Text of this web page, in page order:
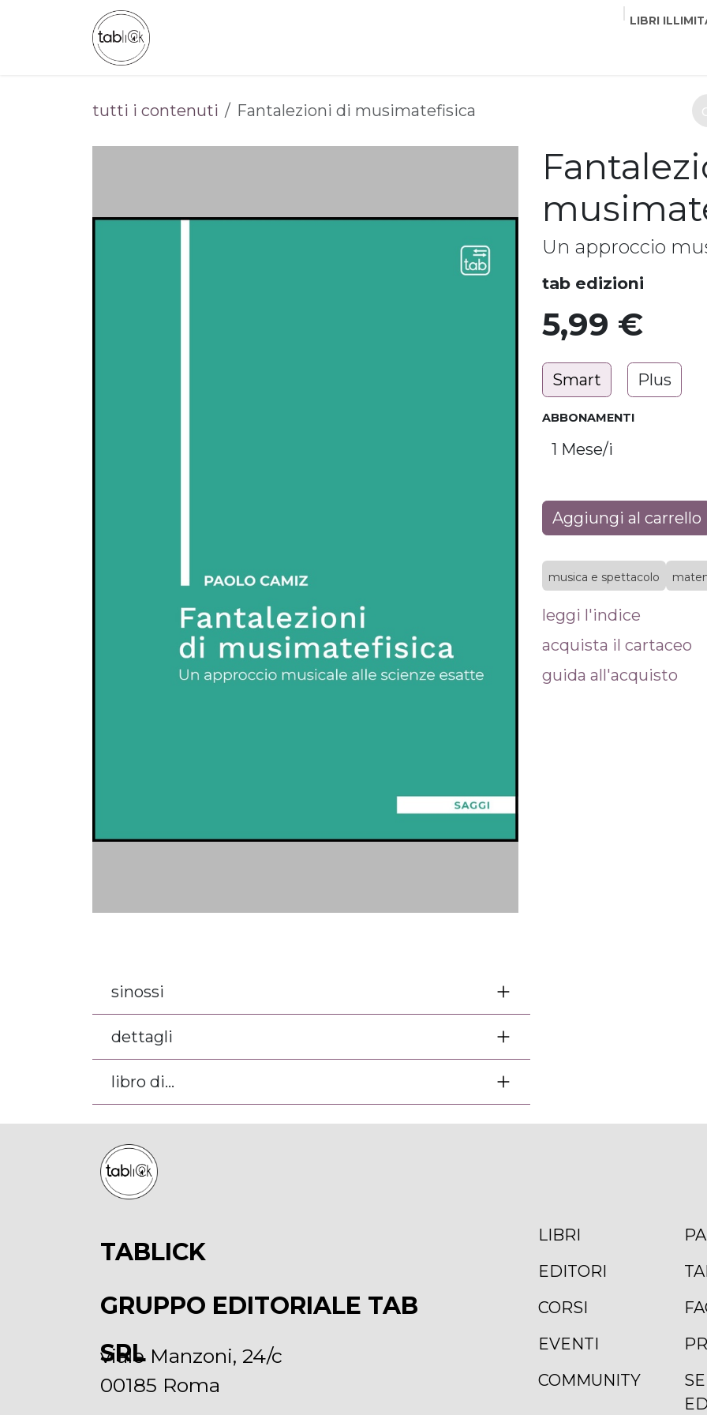
Passa al contenuto LIBRI
tutti i contenuti Fantalezioni di musimatefisica
Un approccio
tab edizioni
5,99 €
Smart Plus
ABBONAMENTI
Aggiungi al carrello
musica e spettacolo
leggi l'indice
acquista il cartaceo
guida all'acquisto
sinossi
dettagli
libro di...
viale Manzoni, 24/c
00185 Roma
LIBRI
EDITORI
CORSI
EVENTI
COMMUNITY
TABLICK
GRUPPO EDITORIALE TAB
SRL